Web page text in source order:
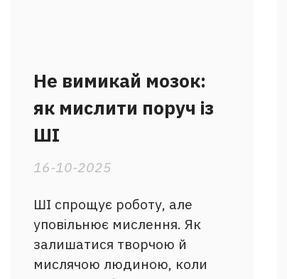
Не вимикай мозок:
як мислити поруч із
ШІ
16-10-2025
ШІ спрощує роботу, але
уповільнює мислення. Як
залишатися творчою й
мислячою людиною, коли